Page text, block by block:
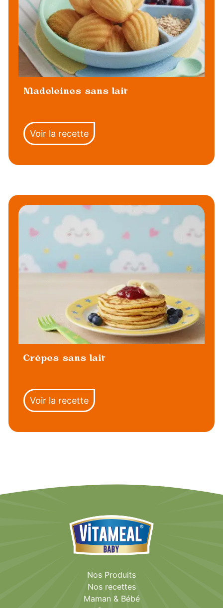
Madeleines sans lait
Voir la recette
Crêpes sans lait
Voir la recette
Nos Produits
Nos recettes
Maman & Bébé